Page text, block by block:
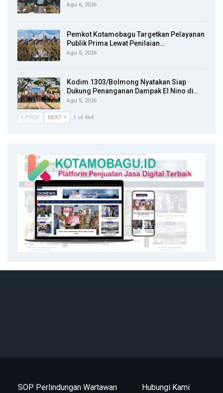
Agu 6, 2026
Pemkot Kotamobagu Targetkan Pelayanan
Publik Prima Lewat Penilaian…
Agu 5, 2026
Kodim 1303/Bolmong Nyatakan Siap
Dukung Penanganan Dampak El Nino di…
Agu 5, 2026
PREV NEXT 1 of 464
SOP Perlindungan Wartawan Hubungi Kami